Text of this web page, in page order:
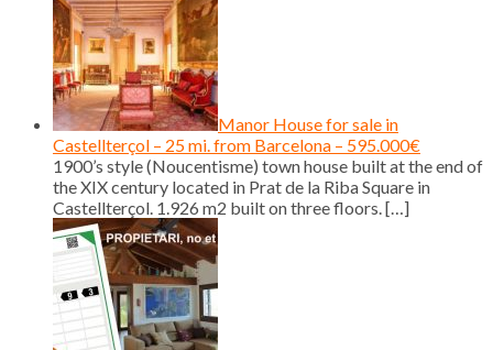
Manor House for sale in
Castellterçol – 25 mi. from Barcelona – 595.000€
1900’s style (Noucentisme) town house built at the end of
the XIX century located in Prat de la Riba Square in
Castellterçol. 1.926 m2 built on three floors.[…]